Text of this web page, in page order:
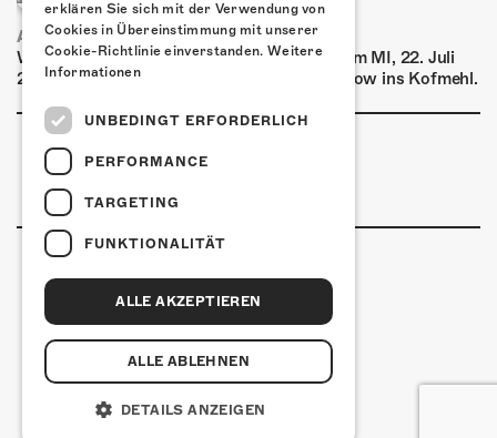
AIRBOURNE - SPECIAL SUMMER SHOW
Wow, das ist ein Ding! Airbourne kommen am MI, 22. Juli
2026 für eine exklusive Special Summer Show ins Kofmehl.
Kulturfabrik Kofmehl
Kofmehlweg 1
+41 32 621 20 60
erklären Sie sich mit der Verwendung von
Cookies in Übereinstimmung mit unserer
Cookie-Richtlinie einverstanden. Weitere
Informationen
UNBEDINGT ERFORDERLICH
PERFORMANCE
TARGETING
FUNKTIONALITÄT
ALLE AKZEPTIEREN
ALLE ABLEHNEN
DETAILS ANZEIGEN